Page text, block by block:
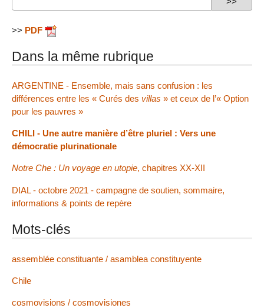
>> PDF
Dans la même rubrique
ARGENTINE - Ensemble, mais sans confusion : les
différences entre les « Curés des villas » et ceux de l’« Option
pour les pauvres »
CHILI - Une autre manière d’être pluriel : Vers une
démocratie plurinationale
Notre Che : Un voyage en utopie, chapitres XX-XII
DIAL - octobre 2021 - campagne de soutien, sommaire,
informations & points de repère
Mots-clés
assemblée constituante / asamblea constituyente
Chile
cosmovisions / cosmovisiones